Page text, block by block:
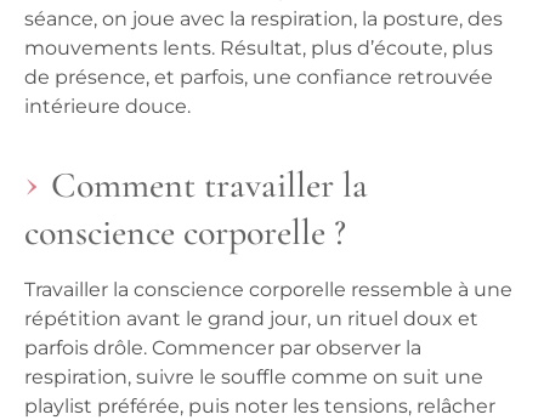
séance, on joue avec la respiration, la posture, des
mouvements lents. Résultat, plus d’écoute, plus
de présence, et parfois, une confiance retrouvée
intérieure douce.
Comment travailler la
conscience corporelle ?
Travailler la conscience corporelle ressemble à une
répétition avant le grand jour, un rituel doux et
parfois drôle. Commencer par observer la
respiration, suivre le souffle comme on suit une
playlist préférée, puis noter les tensions, relâcher